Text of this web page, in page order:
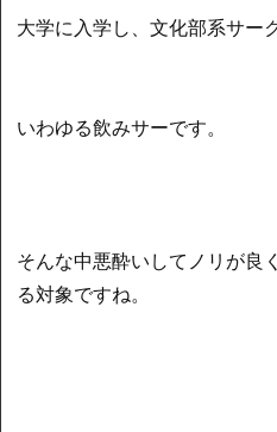
大学に入学し、文化部系サー
いわゆる飲みサーです。
そんな中悪酔いしてノリが良
る対象ですね。